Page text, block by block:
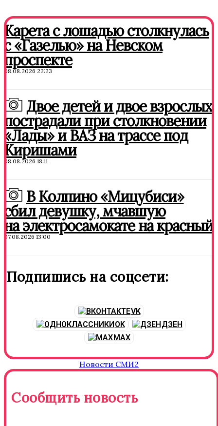
Карета с лошадью столкнулась
с «Газелью» на Невском
проспекте
08.08.2026 22:23
Двое детей и двое взрослых
пострадали при столкновении
«Лады» и ВАЗ на трассе под
Киришами
08.08.2026 18:11
В Колпино «Мицубиси»
сбил девушку, мчавшую
на электросамокате на красный
07.08.2026 13:00
Подпишись на соцсети:
VK
OK
ДЗЕН
MAX
Новости СМИ2
Сообщить новость